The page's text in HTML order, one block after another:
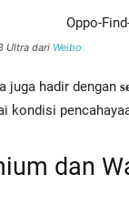
Ultra dari Weibo
juga hadir dengan
kondisi
dan